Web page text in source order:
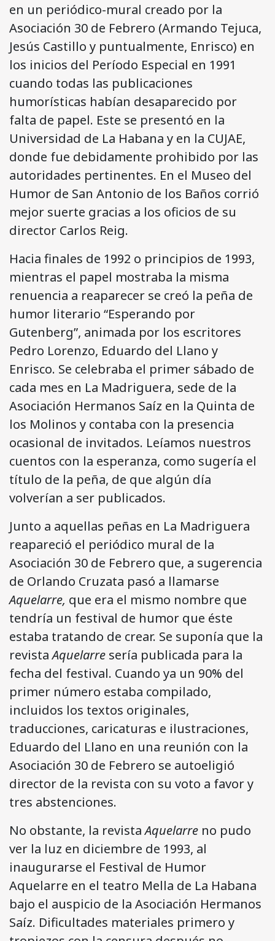
en un periódico-mural creado por la
Asociación 30 de Febrero (Armando Tejuca,
Jesús Castillo y puntualmente, Enrisco) en
los inicios del Período Especial en 1991
cuando todas las publicaciones
humorísticas habían desaparecido por
falta de papel. Este se presentó en la
Universidad de La Habana y en la CUJAE,
donde fue debidamente prohibido por las
autoridades pertinentes. En el Museo del
Humor de San Antonio de los Baños corrió
mejor suerte gracias a los oficios de su
director Carlos Reig.
Hacia finales de 1992 o principios de 1993,
mientras el papel mostraba la misma
renuencia a reaparecer se creó la peña de
humor literario “Esperando por
Gutenberg”, animada por los escritores
Pedro Lorenzo, Eduardo del Llano y
Enrisco. Se celebraba el primer sábado de
cada mes en La Madriguera, sede de la
Asociación Hermanos Saíz en la Quinta de
los Molinos y contaba con la presencia
ocasional de invitados. Leíamos nuestros
cuentos con la esperanza, como sugería el
título de la peña, de que algún día
volverían a ser publicados.
Junto a aquellas peñas en La Madriguera
reapareció el periódico mural de la
Asociación 30 de Febrero que, a sugerencia
de Orlando Cruzata pasó a llamarse
Aquelarre, que era el mismo nombre que
tendría un festival de humor que éste
estaba tratando de crear. Se suponía que la
revistaAquelarre sería publicada para la
fecha del festival. Cuando ya un 90% del
primer número estaba compilado,
incluidos los textos originales,
traducciones, caricaturas e ilustraciones,
Eduardo del Llano en una reunión con la
Asociación 30 de Febrero se autoeligió
director de la revista con su voto a favor y
tres abstenciones.
No obstante, la revistaAquelarre no pudo
ver la luz en diciembre de 1993, al
inaugurarse el Festival de Humor
Aquelarre en el teatro Mella de La Habana
bajo el auspicio de la Asociación Hermanos
Saíz. Dificultades materiales primero y